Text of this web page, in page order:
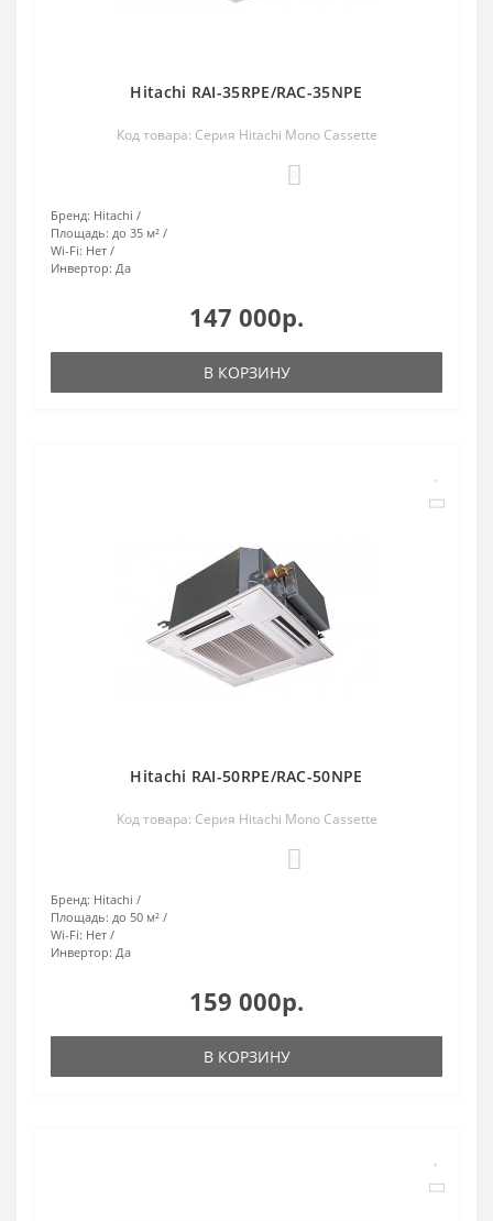
Hitachi RAI-35RPE/RAC-35NPE
Код товара: Серия Hitachi Mono Cassette
Бренд: Hitachi
Площадь: до 35 м²
Wi-Fi: Нет
Инвертор: Да
147 000р.
В КОРЗИНУ
Hitachi RAI-50RPE/RAC-50NPE
Код товара: Серия Hitachi Mono Cassette
Бренд: Hitachi
Площадь: до 50 м²
Wi-Fi: Нет
Инвертор: Да
159 000р.
В КОРЗИНУ